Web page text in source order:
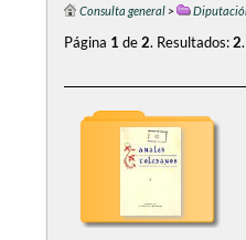
Consulta general>
Página 1 de2. Resultados:2.